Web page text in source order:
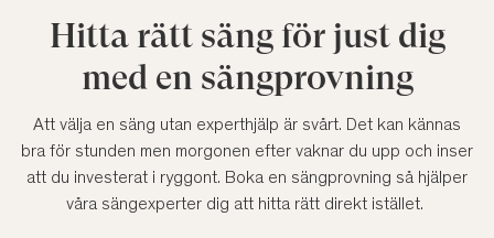
Hitta rätt säng för just dig
med en sängprovning
Att välja en säng utan experthjälp är svårt. Det kan kännas
bra för stunden men morgonen efter vaknar du upp och inser
att du investerat i ryggont. Boka en sängprovning så hjälper
våra sängexperter dig att hitta rätt direkt istället.